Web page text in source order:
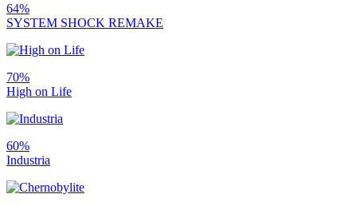
64%
SYSTEM SHOCK REMAKE
70%
High on Life
60%
Industria